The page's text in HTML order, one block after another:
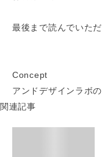
最後まで読んでいた
Concept
アンドデザインラボ
関連記事